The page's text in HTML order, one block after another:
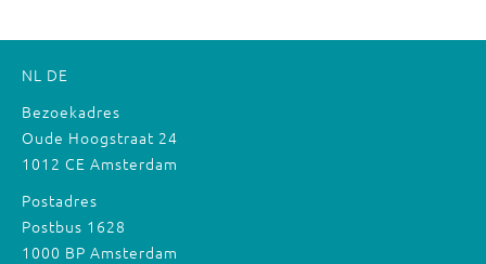
NL DE
Bezoekadres
Oude Hoogstraat 24
1012 CE Amsterdam
Postadres
Postbus 1628
1000 BP Amsterdam